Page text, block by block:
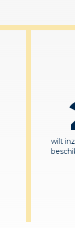
wilt